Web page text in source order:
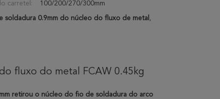
carretel: 100/200/270/300mm
soldadura 0.9mm do núcleo do fluxo de metal ,
fluxo do metal FCAW 0.45kg
retirou o núcleo do fio de soldadura do arco